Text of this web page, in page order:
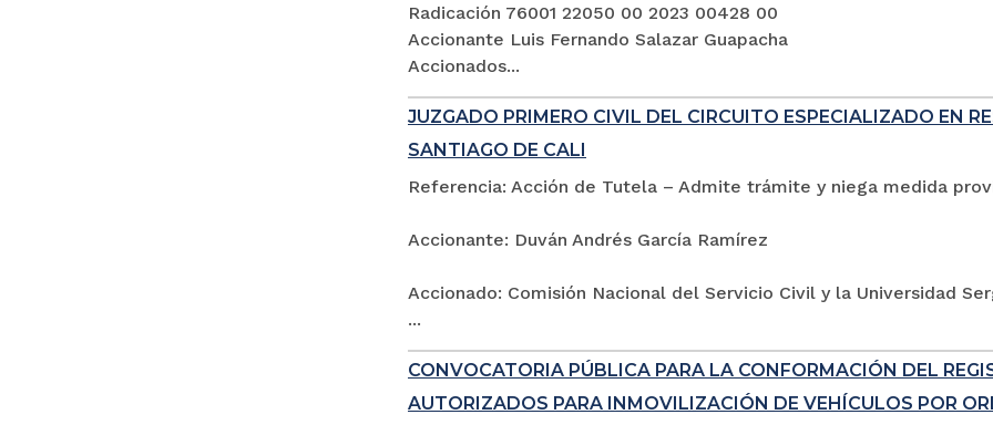
Radicación 76001 22050 00 2023 00428 00
Accionante Luis Fernando Salazar Guapacha
Accionados...
JUZGADO PRIMERO CIVIL DEL CIRCUITO ESPECIALIZADO EN
SANTIAGO DE CALI
Referencia: Acción de Tutela – Admite trámite y niega medida
Accionante: Duván Andrés García Ramírez
Accionado: Comisión Nacional del Servicio Civil y la Universidad
...
CONVOCATORIA PÚBLICA PARA LA CONFORMACIÓN DEL
AUTORIZADOS PARA INMOVILIZACIÓN DE VEHÍCULOS POR